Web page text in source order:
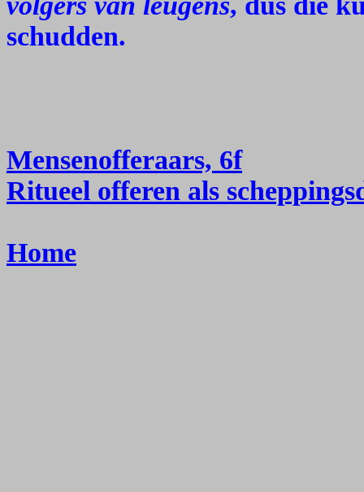
schudden.
Mensenofferaars, 6f
Ritueel offeren als
Home